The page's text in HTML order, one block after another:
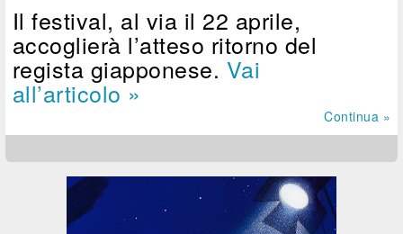
Il festival, al via il 22 aprile,
accoglierà l’atteso ritorno del
regista giapponese. Vai
all’articolo »
Continua »